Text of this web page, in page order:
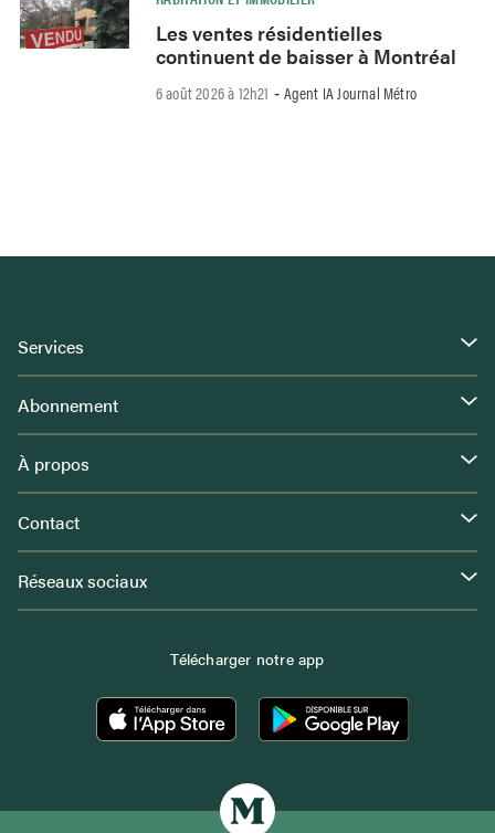
Les ventes résidentielles
continuent de baisser à Montréal
6 août 2026 à 12h21 - Agent IA Journal Métro
Services
Abonnement
À propos
Contact
Réseaux sociaux
Télécharger notre app